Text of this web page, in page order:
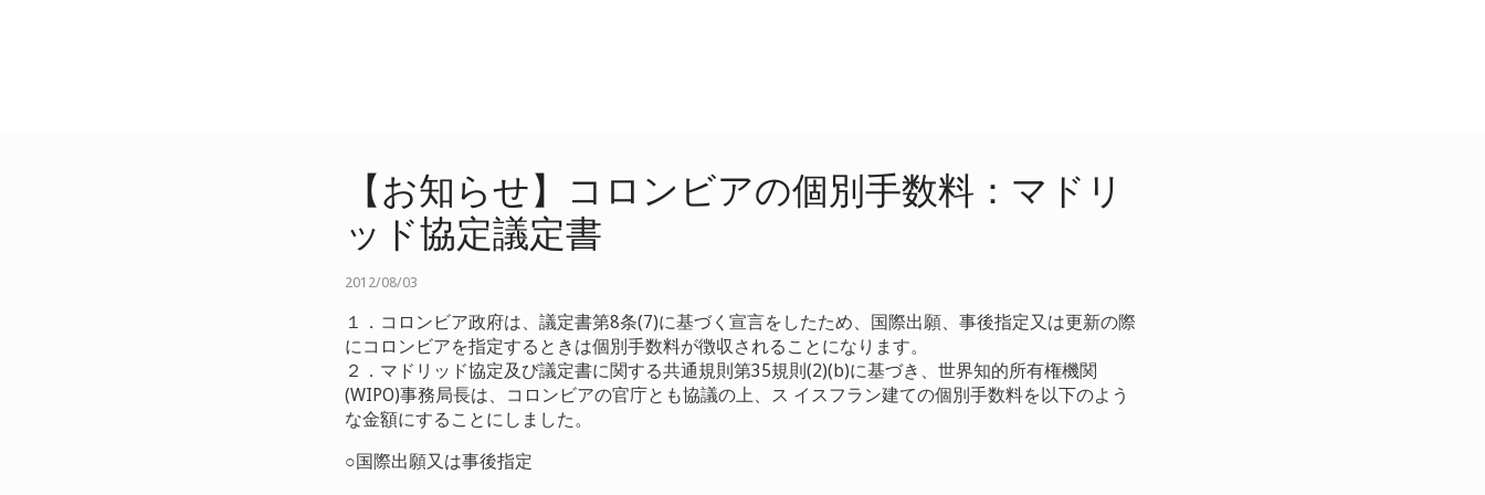
【お知らせ】コロンビアの個別手数料：マドリ
ッド協定議定書
2012/08/03
１．コロンビア政府は、議定書第8条(7)に基づく宣言をしたため、国際出願、事後指定又は更新の際
にコロンビアを指定するときは個別手数料が徴収されることになります。
２．マドリッド協定及び議定書に関する共通規則第35規則(2)(b)に基づき、世界知的所有権機関
(WIPO)事務局長は、コロンビアの官庁とも協議の上、ス イスフラン建ての個別手数料を以下のよう
な金額にすることにしました。
○国際出願又は事後指定